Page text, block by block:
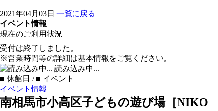
2021年04月03日 一覧に戻る
イベント情報
現在のご利用状況
受付は終了しました。
※営業時間等の詳細は基本情報をご覧ください。
読み込み中...
■ 休館日 / ■ イベント
イベント情報
南相馬市小高区子どもの遊び場［NIKO